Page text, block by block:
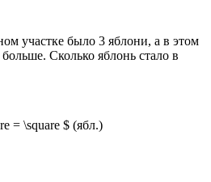
участке было 3 яблони, а в этом
Сколько яблонь стало в
= \square $ (ябл.)